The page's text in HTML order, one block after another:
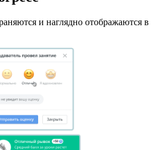
и наглядно отображаются в